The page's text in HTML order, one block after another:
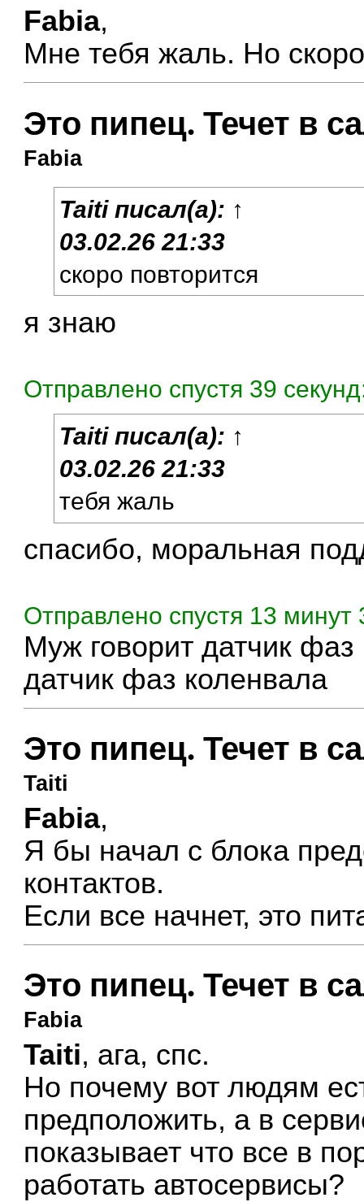
Fabia,
Мне тебя жаль. Но
Это пипец. Течет в
Fabia
Taitiписал(а): ↑
03.02.26 21:33
скоро повторится
я знаю
Отправлено спустя 39
Taitiписал(а): ↑
03.02.26 21:33
тебя жаль
спасибо, моральная
Отправлено спустя 13 минут
Муж говорит датчик
датчик фаз коленвала
Это пипец. Течет в
Taiti
Fabia,
Я бы начал с блока
контактов.
Если все начнет, это
Это пипец. Течет в
Fabia
Taiti, ага, спс.
Но почему вот людям
предположить, а в
показывает что все в
работать автосервисы?